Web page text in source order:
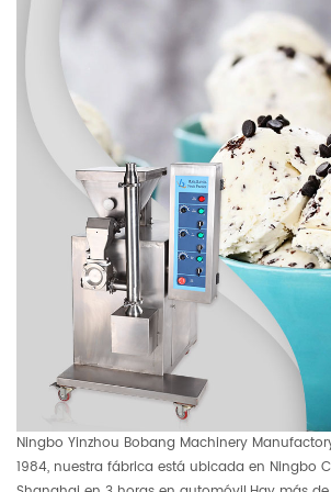
Ningbo Yinzhou Bobang Machinery
1984, nuestra fábrica está ubicada en Ningbo